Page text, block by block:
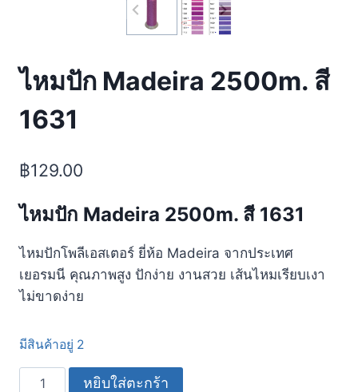
ไหมปัก Madeira 2500m. สี
1631
฿129.00
ไหมปัก Madeira 2500m. สี 1631
ไหมปักโพลีเอสเตอร์ ยี่ห้อ Madeira จากประเทศ
เยอรมนี คุณภาพสูง ปักง่าย งานสวย เส้นไหมเรียบเงา
ไม่ขาดง่าย
มีสินค้าอยู่ 2
หยิบใส่ตะกร้า